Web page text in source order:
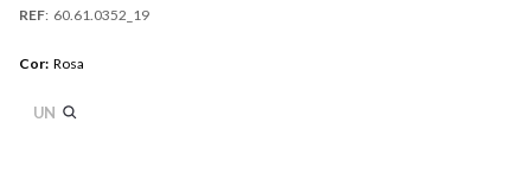
REF: 60.61.0352_19
Cor: Rosa
UN